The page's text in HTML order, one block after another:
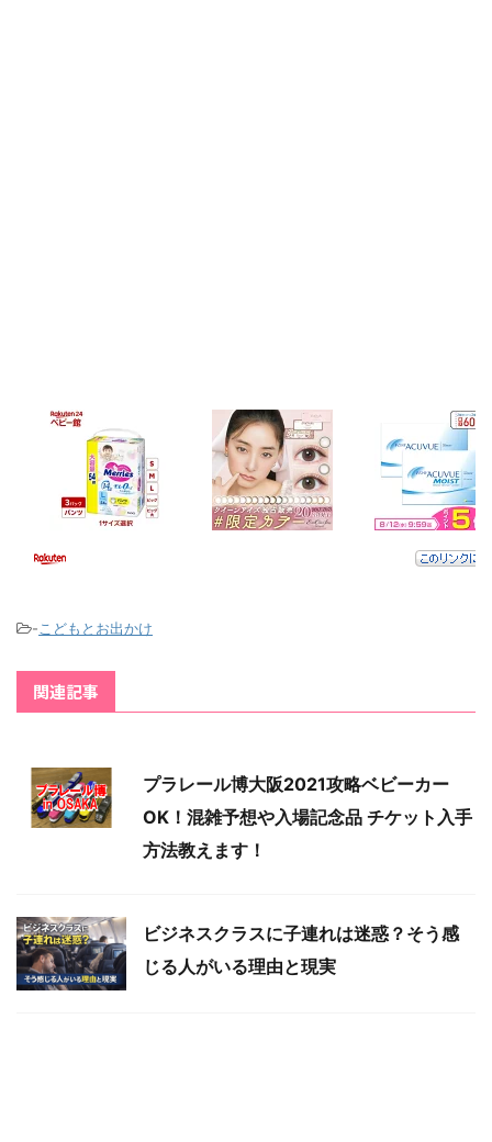
-こどもとお出かけ
関連記事
プラレール博大阪2021攻略ベビーカー
OK！混雑予想や入場記念品 チケット入手
方法教えます！
ビジネスクラスに子連れは迷惑？そう感
じる人がいる理由と現実